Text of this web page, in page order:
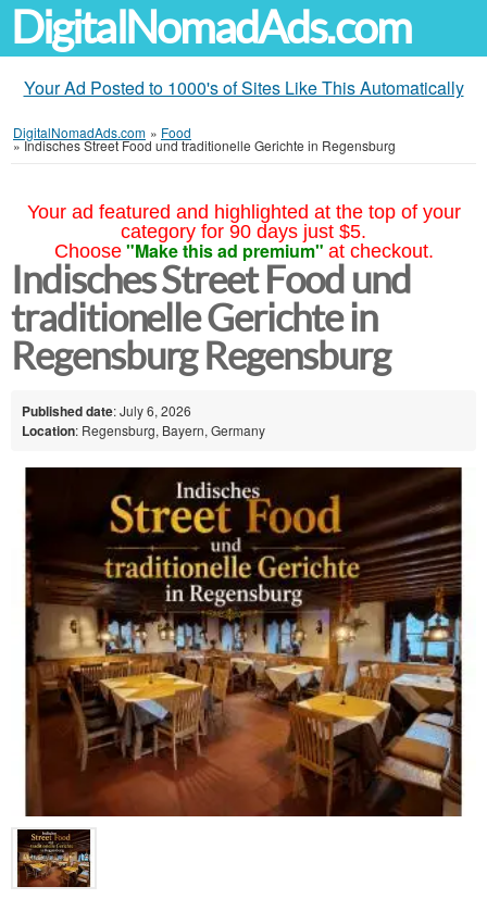
DigitalNomadAds.com
Your Ad Posted to 1000's of Sites Like This Automatically
DigitalNomadAds.com » Food
»Indisches Street Food und traditionelle Gerichte in Regensburg
Your ad featured and highlighted at the top of your
category for 90 days just $5.
Choose "Make this ad premium" at checkout.
Indisches Street Food und
traditionelle Gerichte in
Regensburg Regensburg
Published date: July 6, 2026
Location: Regensburg, Bayern, Germany